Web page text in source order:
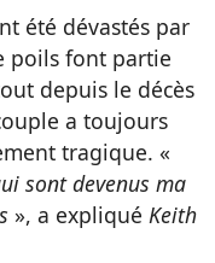
été dévastés par
poils font partie
depuis le décès
a toujours
tragique. «
sont devenus ma
», a expliqué Keith